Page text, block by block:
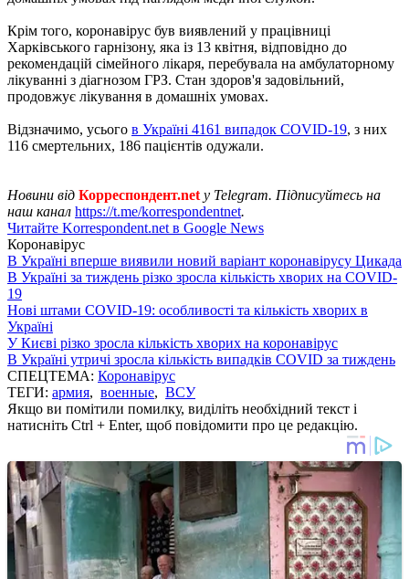
Крім того, коронавірус був виявлений у працівниці
Харківського гарнізону, яка із 13 квітня, відповідно до
рекомендацій сімейного лікаря, перебувала на амбулаторному
лікуванні з діагнозом ГРЗ. Стан здоров'я задовільний,
продовжує лікування в домашніх умовах.
Відзначимо, усього в Україні 4161 випадок COVID-19, з них
116 смертельних, 186 пацієнтів одужали.
Новини від Корреспондент.net у Telegram. Підписуйтесь на
наш канал https://t.me/korrespondentnet.
Читайте Korrespondent.net в Google News
Коронавірус
В Україні вперше виявили новий варіант коронавірусу Цикада
В Україні за тиждень різко зросла кількість хворих на COVID-
19
Нові штами COVID-19: особливості та кількість хворих в
Україні
У Києві різко зросла кількість хворих на коронавірус
В Україні утричі зросла кількість випадків COVID за тиждень
СПЕЦТЕМА: Коронавірус
ТЕГИ: армия, военные, ВСУ
Якщо ви помітили помилку, виділіть необхідний текст і
натисніть Ctrl + Enter, щоб повідомити про це редакцію.